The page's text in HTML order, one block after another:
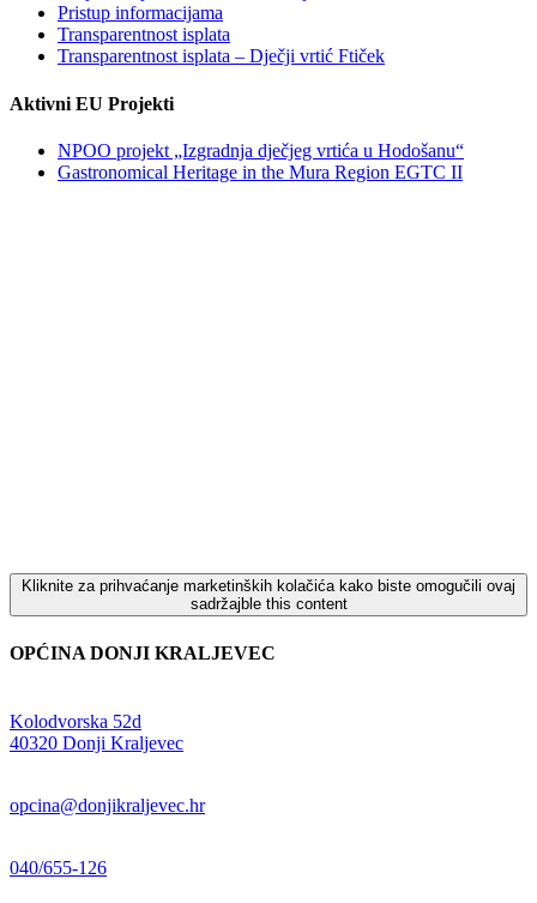
Pristup informacijama
Transparentnost isplata
Transparentnost isplata – Dječji vrtić Ftiček
Aktivni EU Projekti
NPOO projekt „Izgradnja dječjeg vrtića u Hodošanu“
Gastronomical Heritage in the Mura Region EGTC II
Kliknite za prihvaćanje marketinških kolačića kako biste omogučili ovaj
sadržajble this content
OPĆINA DONJI KRALJEVEC
Kolodvorska 52d
40320 Donji Kraljevec
opcina@donjikraljevec.hr
040/655-126